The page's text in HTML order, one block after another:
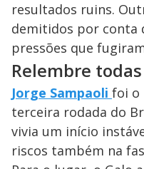
resultados ruins.
demitidos por conta
pressões que
Relembre
Jorge Sampaoli foi o
terceira rodada do
vivia um início
riscos também na